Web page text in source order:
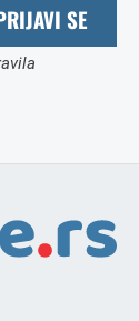
SE